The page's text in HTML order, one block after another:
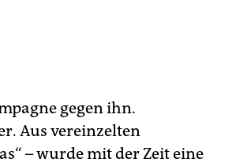
gegen ihn.
Aus vereinzelten
– wurde mit der Zeit eine